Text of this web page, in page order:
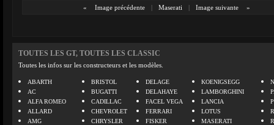
« Image précédente | Maserati | Image suivante »
TOUTES LES GT, TOUTES LES CLASSIC
Toutes les infos sur les constructeurs et les modèles.
ABARTH
AC
ALFA ROMEO
ALLARD
AMG
BRISTOL
BUGATTI
CADILLAC
CHEVROLET
CHRYSLER
DELAGE
DELAHAYE
FACEL VEGA
FERRARI
FISKER
KOENIGSEGG
LAMBORGHINI
LANCIA
LOTUS
MASERATI